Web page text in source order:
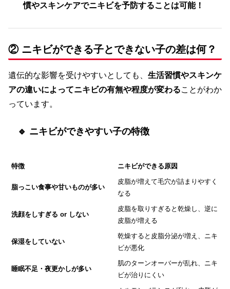
慣やスキンケアでニキビを予防することは可能！
② ニキビができる子とできない子の差は何？
遺伝的な影響を受けやすいとしても、 生活習慣やスキンケ
アの違いによってニキビの有無や程度が変わることがわか
っています。
🔹 ニキビができやすい子の特徴
特徴 ニキビができる原因
脂っこい食事や甘いものが多い
皮脂が増えて毛穴が詰まりやすく
なる
洗顔をしすぎる or しない
皮脂を取りすぎると乾燥し、逆に
皮脂が増える
保湿をしていない
乾燥すると皮脂分泌が増え、ニキ
ビが悪化
睡眠不足・夜更かしが多い
肌のターンオーバーが乱れ、ニキ
ビが治りにくい